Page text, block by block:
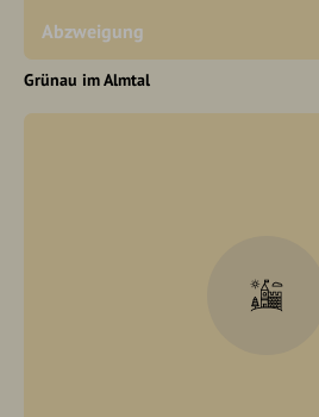
Abzweigung
Grünau im Almtal